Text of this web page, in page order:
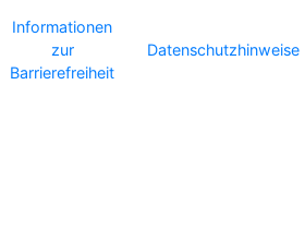
Informationen
zur
Barrierefreiheit
Datenschutzhinweise